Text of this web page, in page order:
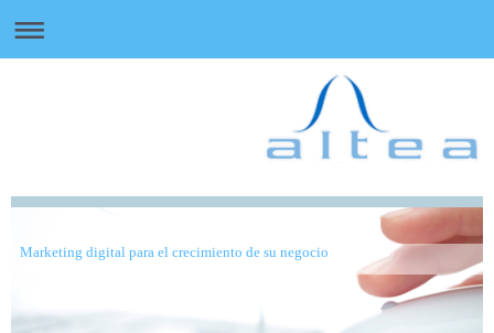
Marketing digital para el crecimiento de su negocio